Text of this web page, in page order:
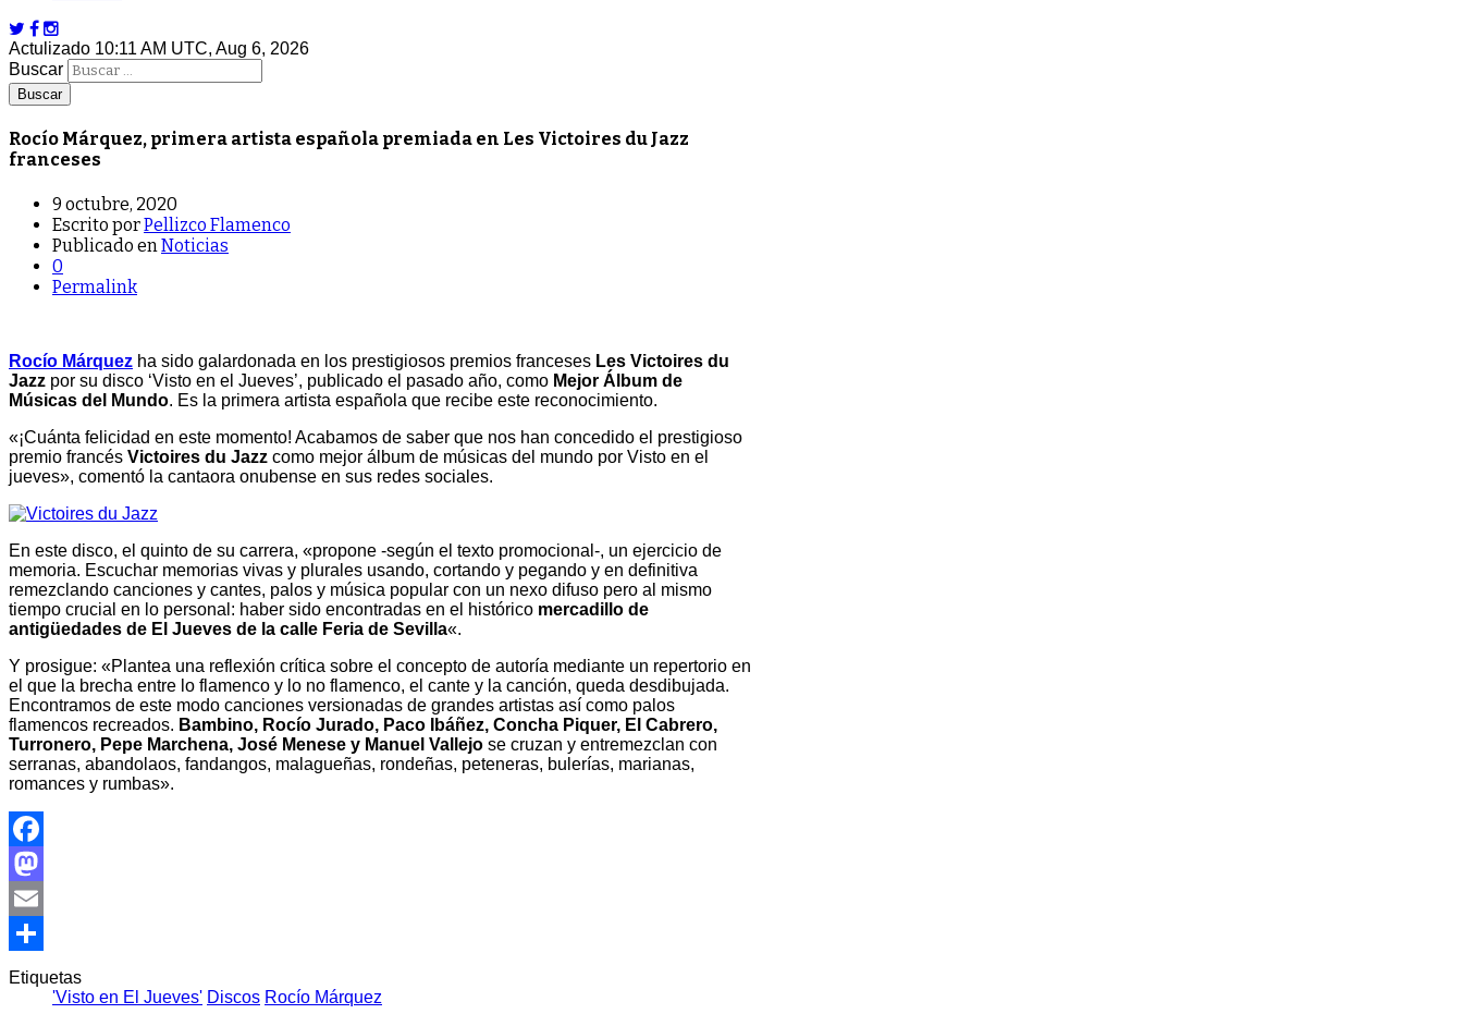
Actulizado 10:11 AM UTC, Aug 6, 2026
Buscar
Rocío Márquez, primera artista española premiada en Les Victoires du Jazz
franceses
9 octubre, 2020
Escrito porPellizco Flamenco
Publicado en Noticias
0
Permalink
Rocío Márquez ha sido galardonada en los prestigiosos premios franceses Les Victoires du
Jazz por su disco ‘Visto en el Jueves’, publicado el pasado año, como Mejor Álbum de
Músicas del Mundo. Es la primera artista española que recibe este reconocimiento.
«¡Cuánta felicidad en este momento! Acabamos de saber que nos han concedido el prestigioso
premio francés Victoires du Jazz como mejor álbum de músicas del mundo por Visto en el
jueves», comentó la cantaora onubense en sus redes sociales.
En este disco, el quinto de su carrera, «propone -según el texto promocional-, un ejercicio de
memoria. Escuchar memorias vivas y plurales usando, cortando y pegando y en definitiva
remezclando canciones y cantes, palos y música popular con un nexo difuso pero al mismo
tiempo crucial en lo personal: haber sido encontradas en el histórico mercadillo de
antigüedades de El Jueves de la calle Feria de Sevilla«.
Y prosigue: «Plantea una reflexión crítica sobre el concepto de autoría mediante un repertorio en
el que la brecha entre lo flamenco y lo no flamenco, el cante y la canción, queda desdibujada.
Encontramos de este modo canciones versionadas de grandes artistas así como palos
flamencos recreados. Bambino, Rocío Jurado, Paco Ibáñez, Concha Piquer, El Cabrero,
Turronero, Pepe Marchena, José Menese y Manuel Vallejo se cruzan y entremezclan con
serranas, abandolaos, fandangos, malagueñas, rondeñas, peteneras, bulerías, marianas,
romances y rumbas».
Facebook
Mastodon
Email
Compartir
Etiquetas
'Visto en El Jueves' Discos Rocío Márquez